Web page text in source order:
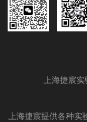
上海捷宸
上海捷宸提供各种实